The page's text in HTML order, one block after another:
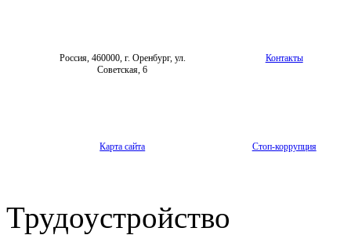
Россия, 460000, г. Оренбург, ул.
Советская, 6
Контакты
Карта сайта Стоп-коррупция
Трудоустройство